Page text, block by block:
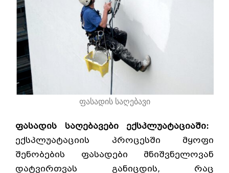
ფასადის საღებავი
ფასადის საღებავები ექსპლუატაციაში:
ექსპლუატაციის პროცესში მყოფი
შენობების ფასადები მნიშვნელოვან
დატვირთვას განიცდის, რაც